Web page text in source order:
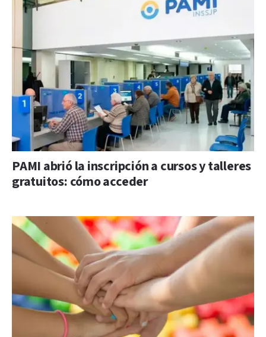
PAMI abrió la inscripción a cursos y talleres
gratuitos: cómo acceder